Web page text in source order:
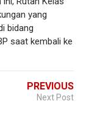
yang
bidang
saat kembali ke
PREVIOUS
Next Post